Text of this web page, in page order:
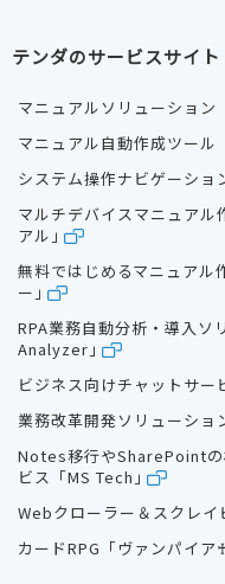
テンダのサービスサイト
マニュアルソリューショ
マニュアル自動作成ツール
システム操作ナビゲーシ
マルチデバイスマニュア
アル」
無料ではじめるマニュアル
ー」
RPA業務自動分析・導入ソ
Analyzer」
ビジネス向けチャットサー
業務改革開発ソリューショ
Notes移行やSharePoint
ビス「MS Tech」
Webクローラー＆スクレ
カードRPG「ヴァンパイ